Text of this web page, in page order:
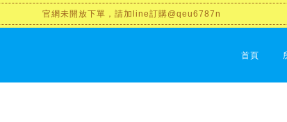
官網未開放下單，請加line訂購@qeu6787n
首頁